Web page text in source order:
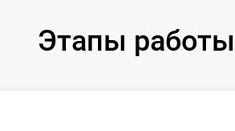
Этапы работы